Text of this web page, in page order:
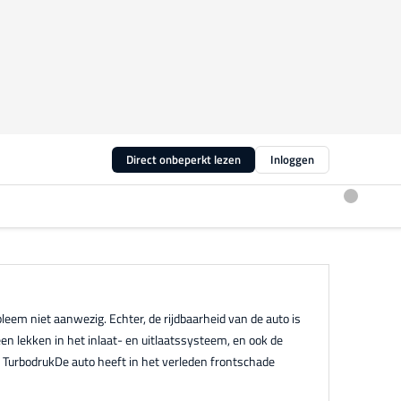
Direct onbeperkt lezen Inloggen
niet aanwezig. Echter, de rijdbaarheid van de auto is
lekken in het inlaat- en uitlaatssysteem, en ook de
auto heeft in het verleden frontschade